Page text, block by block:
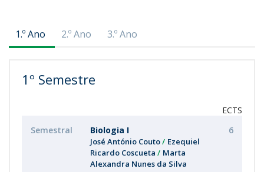
1.º Ano 2.º Ano 3.º Ano
1º Semestre
ECTS
Semestral
Biologia I
José António Couto
Ezequiel
Ricardo Coscueta
Marta
Alexandra Nunes da Silva
6